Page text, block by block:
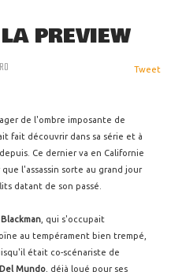
PREVIEW
Tweet
de l'ombre imposante de
fait découvrir dans sa série et à
Ce dernier va en Californie
l'assassin sorte au grand jour
datant de son passé.
, qui s'occupait
au tempérament bien trempé,
était co-scénariste de
Mundo , déjà loué pour ses